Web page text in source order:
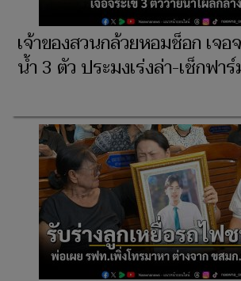
เจ้าของสวนกล้วยหอมช็อก เจอ
น้ำ 3 ตัว ประมงเร่งล่า-เช็กฟา